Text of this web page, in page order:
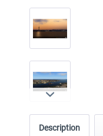
Description